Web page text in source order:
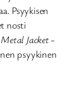
Psyykisen
nosti
Jacket-
psyykinen